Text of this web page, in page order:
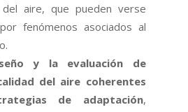
del aire, que pueden verse
fenómenos asociados al
y la evaluación de
del aire coherentes
de adaptación,